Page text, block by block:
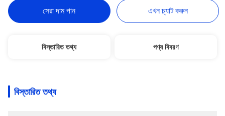
সেরা দাম পান এখন চ্যাট করুন
বিস্তারিত তথ্য পণ্য বিবরণ
বিস্তারিত তথ্য